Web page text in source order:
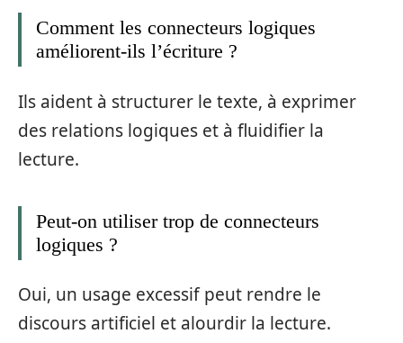
Comment les connecteurs logiques
améliorent-ils l’écriture ?
Ils aident à structurer le texte, à exprimer
des relations logiques et à fluidifier la
lecture.
Peut-on utiliser trop de connecteurs
logiques ?
Oui, un usage excessif peut rendre le
discours artificiel et alourdir la lecture.